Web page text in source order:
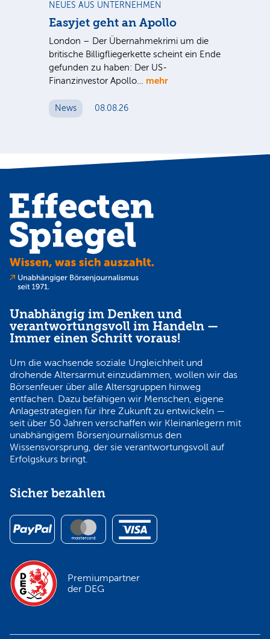
NEUES AUS UNTERNEHMEN
Easyjet geht an Apollo
London – Der Übernahmekrimi um die
britische Billigfliegerkette scheint ein Ende
gefunden zu haben: Der US-
Finanzinvestor Apollo… mehr
News 08.08.26
Unabhängig im Denken und
verantwortungsvoll im Handeln —
Immer einen Schritt voraus!
Um die wachsende soziale Ungleichheit und
drohende Altersarmut einzudämmen, wollen wir das
Börsenfeuer über alle Altersgruppen hinweg
entfachen. Dazu befähigen wir Menschen, eigene
Anlagestrategien für ihre Zukunft zu entwickeln —
seit über 50 Jahren verschaffen wir Kleinanlegern mit
unabhängigem Börsenjournalismus den
Wissensvorsprung, der sie verantwortungsvoll auf
Erfolgskurs bringt.
Sicher bezahlen
Premiumpartner
der DEG